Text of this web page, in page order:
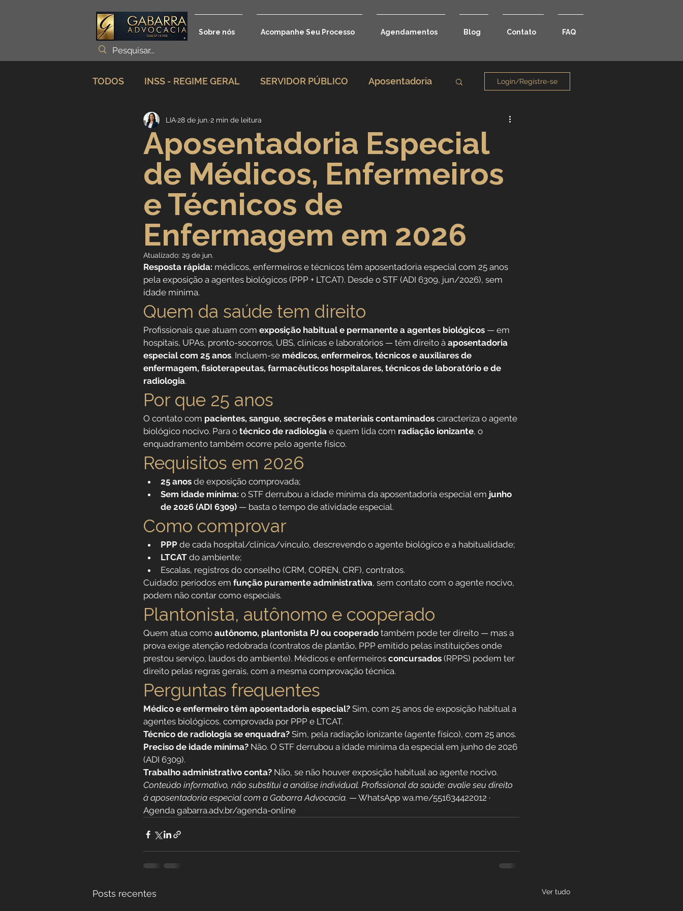
Sobre nós Acompanhe Seu Processo Agendamentos Blog Contato FAQ
TODOS INSS - REGIME GERAL SERVIDOR PÚBLICO Aposentadoria
Planejamento Previdenciário Direito Previdenciário
Incapacidade / Auxílio Benefícios por incapacidade
Aposentadoria Especial Aposentadoria por idade
Previdência Internacional Direitos Sociais
Previdência para Trabalhadores Aposentadoria por Invalidez
Novidades Profissões da Saúde Institucional
Aposentadoria do Servidor Público Reforma da previdência
Login/Registre-se
Aposentadoria Especial
de Médicos, Enfermeiros
e Técnicos de
Enfermagem em 2026
LIA28 de jun. 2 min de leitura
Atualizado: 29 de jun.
Resposta rápida: médicos, enfermeiros e técnicos têm aposentadoria especial com 25 anos
pela exposição a agentes biológicos (PPP + LTCAT). Desde o STF (ADI 6309, jun/2026), sem
idade mínima.
Quem da saúde tem direito
Profissionais que atuam com exposição habitual e permanente a agentes biológicos — em
hospitais, UPAs, pronto-socorros, UBS, clínicas e laboratórios — têm direito à aposentadoria
especial com 25 anos. Incluem-se médicos, enfermeiros, técnicos e auxiliares de
enfermagem, fisioterapeutas, farmacêuticos hospitalares, técnicos de laboratório e de
radiologia.
Por que 25 anos
O contato com pacientes, sangue, secreções e materiais contaminados caracteriza o agente
biológico nocivo. Para o técnico de radiologia e quem lida com radiação ionizante, o
enquadramento também ocorre pelo agente físico.
Requisitos em 2026
25 anos de exposição comprovada;
Sem idade mínima: o STF derrubou a idade mínima da aposentadoria especial em junho
de 2026 (ADI 6309) — basta o tempo de atividade especial.
Como comprovar
PPP de cada hospital/clínica/vínculo, descrevendo o agente biológico e a habitualidade;
LTCAT do ambiente;
Escalas, registros do conselho (CRM, COREN, CRF), contratos.
Cuidado: períodos em função puramente administrativa, sem contato com o agente nocivo,
podem não contar como especiais.
Plantonista, autônomo e cooperado
Quem atua como autônomo, plantonista PJ ou cooperado também pode ter direito — mas a
prova exige atenção redobrada (contratos de plantão, PPP emitido pelas instituições onde
prestou serviço, laudos do ambiente). Médicos e enfermeiros concursados (RPPS) podem ter
direito pelas regras gerais, com a mesma comprovação técnica.
Perguntas frequentes
Médico e enfermeiro têm aposentadoria especial? Sim, com 25 anos de exposição habitual a
agentes biológicos, comprovada por PPP e LTCAT.
Técnico de radiologia se enquadra? Sim, pela radiação ionizante (agente físico), com 25 anos.
Preciso de idade mínima? Não. O STF derrubou a idade mínima da especial em junho de 2026
(ADI 6309).
Trabalho administrativo conta? Não, se não houver exposição habitual ao agente nocivo.
Conteúdo informativo, não substitui a análise individual. Profissional da saúde: avalie seu direito
à aposentadoria especial com a Gabarra Advocacia. — WhatsApp wa.me/551634422012 ·
Agenda gabarra.adv.br/agenda-online
Posts recentes Ver tudo